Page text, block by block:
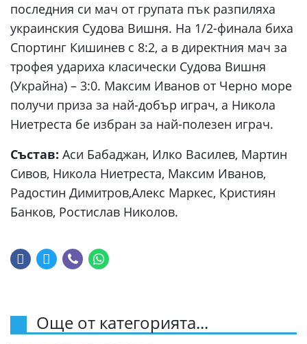
последния си мач от групата пък разпиляха
украинския Судова Вишня. На 1/2-финала биха
Спортинг Кишинев с 8:2, а в директния мач за
трофея удариха класически Судова Вишня
(Украйна) – 3:0. Максим Иванов от Черно море
получи приза за най-добър играч, а Никола
Ниетреста бе избран за най-полезен играч.
Състав: Аси Бабаджан, Илко Василев, Мартин
Сивов, Никола Ниетреста, Максим Иванов,
Радостин Димитров,Алекс Маркес, Кристиян
Банков, Ростислав Николов.
Още от категорията...